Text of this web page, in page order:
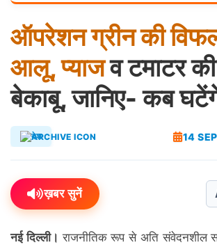
ऑपरेशनग्रीनकी
आलू,प्याजव टमाटर
बेकाबू, जानिए- कब
देश 14
ख़बर सुनें
नई दिल्ली। राजनीतिक रूप से अति संवेदनशील